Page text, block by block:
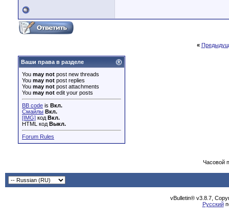
«
Ваши права в разделе
You may not post new threads
You may not post replies
You may not post attachments
You may not edit your posts
BB code is Вкл.
Смайлы Вкл.
[IMG] код Вкл.
HTML код Выкл.
Forum Rules
Часовой
vBulletin® v3.8.7,
Русский